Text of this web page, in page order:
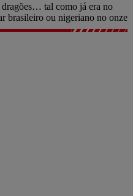
tal como já era no
brasileiro ou nigeriano no onze